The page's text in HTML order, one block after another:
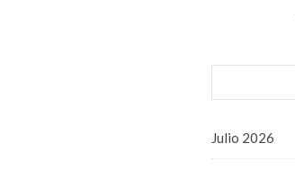
Julio 2026